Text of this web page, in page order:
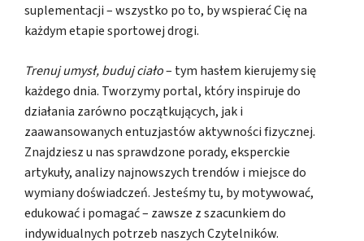
suplementacji – wszystko po to, by wspierać Cię na
każdym etapie sportowej drogi.
Trenuj umysł, buduj ciało– tym hasłem kierujemy się
każdego dnia. Tworzymy portal, który inspiruje do
działania zarówno początkujących, jak i
zaawansowanych entuzjastów aktywności fizycznej.
Znajdziesz u nas sprawdzone porady, eksperckie
artykuły, analizy najnowszych trendów i miejsce do
wymiany doświadczeń. Jesteśmy tu, by motywować,
edukować i pomagać – zawsze z szacunkiem do
indywidualnych potrzeb naszych Czytelników.